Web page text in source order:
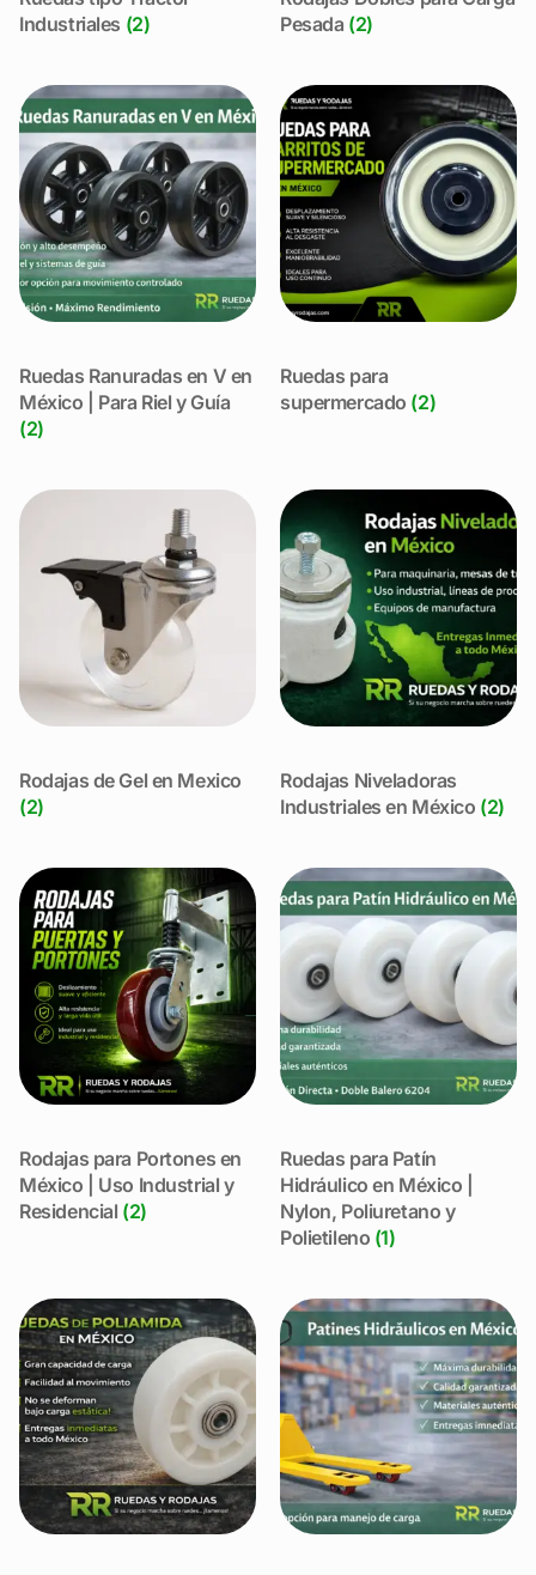
Industriales (2)
Pesada (2)
Ruedas Ranuradas en V en
México | Para Riel y Guía
(2)
Ruedas para
supermercado (2)
Rodajas de Gel en Mexico
(2)
Rodajas Niveladoras
Industriales en México (2)
Rodajas para Portones en
México | Uso Industrial y
Residencial (2)
Ruedas para Patín
Hidráulico en México |
Nylon, Poliuretano y
Polietileno (1)